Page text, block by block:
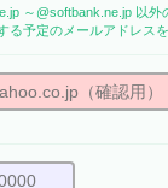
～@softbank.ne.jp 以外
る予定のメールアドレスを